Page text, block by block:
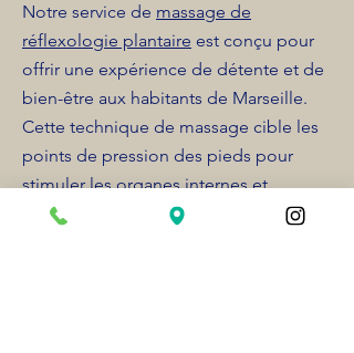
Notre service de massage de
réflexologie plantaire est conçu pour
offrir une expérience de détente et de
bien-être aux habitants de Marseille.
Cette technique de massage cible les
points de pression des pieds pour
stimuler les organes internes et
soulager le stress et les tensions.